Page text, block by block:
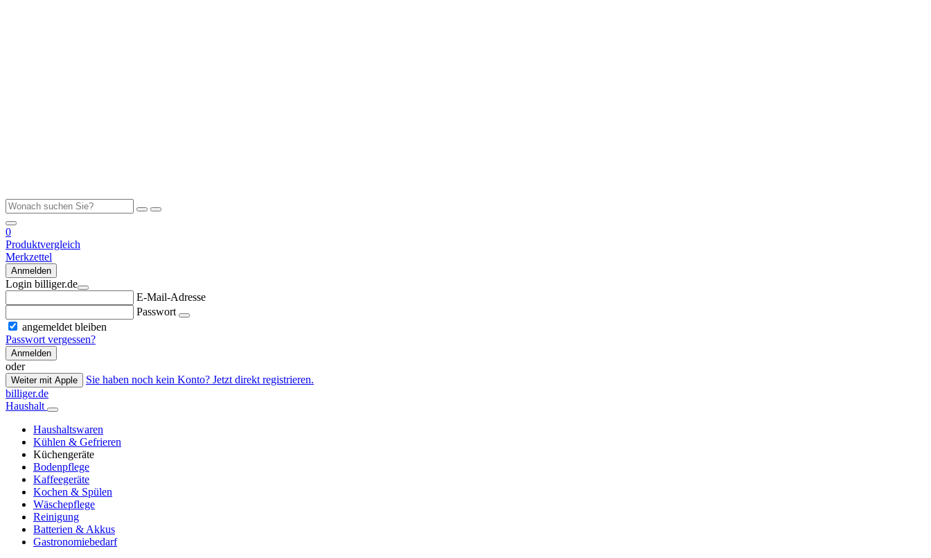
0
Produktvergleich
Merkzettel
Anmelden
Login billiger.de
E-Mail-Adresse
Passwort
angemeldet bleiben
Passwort vergessen?
Anmelden
oder
Weiter mit Apple
Sie haben noch kein Konto? Jetzt direkt registrieren.
billiger.de
Haushalt
Haushaltswaren
Kühlen & Gefrieren
Küchengeräte
Bodenpflege
Kaffeegeräte
Kochen & Spülen
Wäschepflege
Reinigung
Batterien & Akkus
Gastronomiebedarf